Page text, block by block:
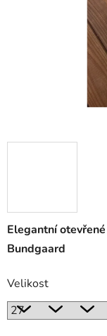
Elegantní
Bundgaard
Velikost